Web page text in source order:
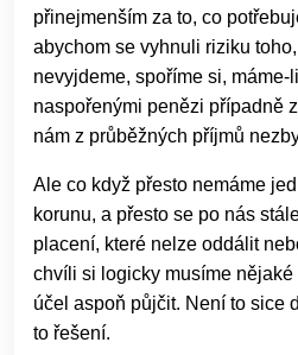
přinejmenším za to, co
abychom se vyhnuli riziku
nevyjdeme, spoříme si, máme-
naspořenými penězi případně
nám z průběžných příjmů
Ale co když přesto nemáme
korunu, a přesto se po nás
placení, které nelze oddálit
chvíli si logicky musíme
účel aspoň půjčit. Není to sice
to řešení.